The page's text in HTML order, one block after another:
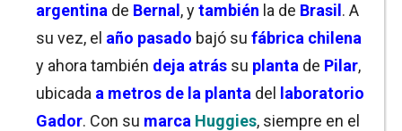
argentina de Bernal , ytambién la de Brasil . A
su vez, el año pasado bajó su fábrica chilena
y ahora también deja atrás su planta de Pilar,
ubicada a metros de la planta del
laboratorio
Gador. Con su marca Huggies, siempre en el